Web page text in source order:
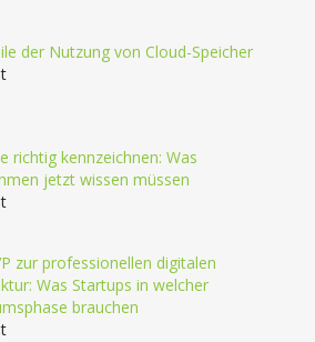
der Nutzung von Cloud-Speicher
richtig kennzeichnen: Was
jetzt wissen müssen
zur professionellen digitalen
Was Startups in welcher
brauchen